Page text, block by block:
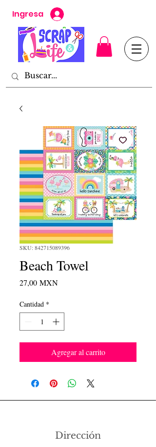
Ingresa
SKU: 842715089396
Beach Towel
27,00 MXNPrecio
Cantidad *
Agregar al carrito
Dirección